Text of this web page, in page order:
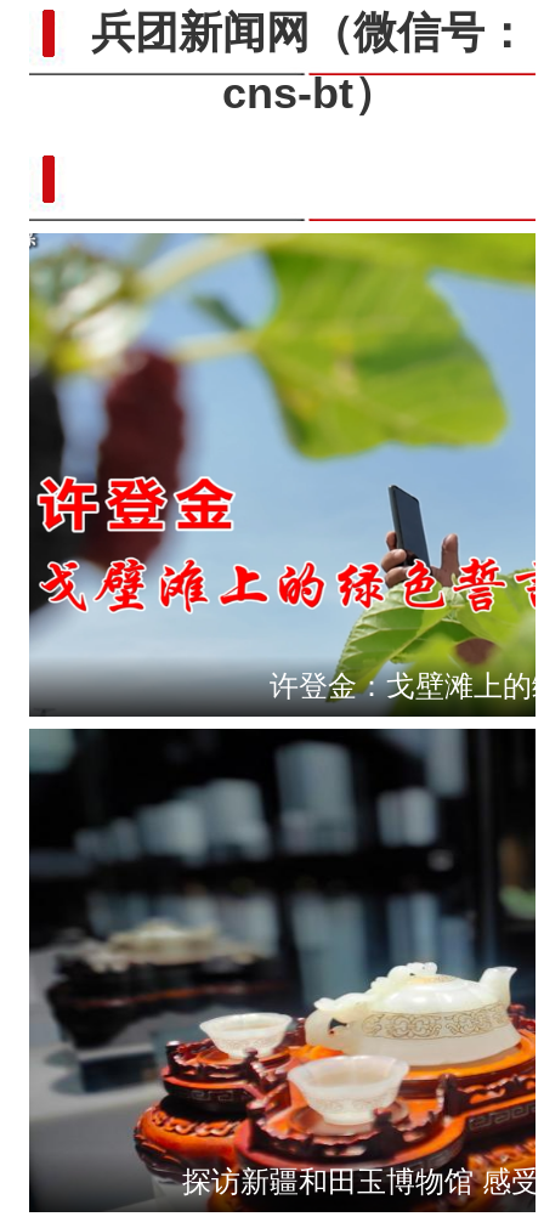
兵团新闻网
（微信号：
cns-bt）
许登金：戈壁滩上的
【与你为邻】俄罗斯教授：
探访新疆和田玉博物馆 感受